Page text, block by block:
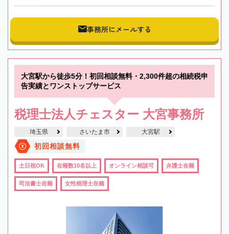
事務所にメールする
大宮駅から徒歩5分！初回相談無料・2,300件超の相続税申
告実績とワンストップサービス
税理士法人チェスター 大宮事務所
埼玉県 さいたま市 大宮駅
初回相談無料
土日祝OK 在籍数10名以上 オンライン相談可 弁護士在籍
司法書士在籍 女性税理士在籍